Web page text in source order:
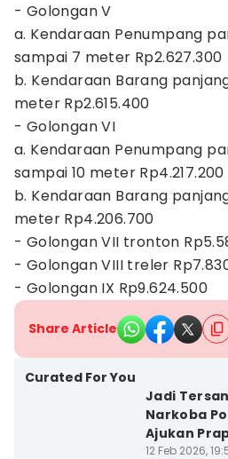
- Golongan V
a. Kendaraan Penumpang
sampai 7 meter Rp2.627.300
b. Kendaraan Barang
meter Rp2.615.400
- Golongan VI
a. Kendaraan Penumpang
sampai 10 meter Rp4.217.200
b. Kendaraan Barang
meter Rp4.206.700
- Golongan VII tronton
- Golongan VIII treler
- Golongan IX Rp9.624.500
Share Article
Curated For You
Jadi
Narkoba
Ajukan
12 Feb 2026,